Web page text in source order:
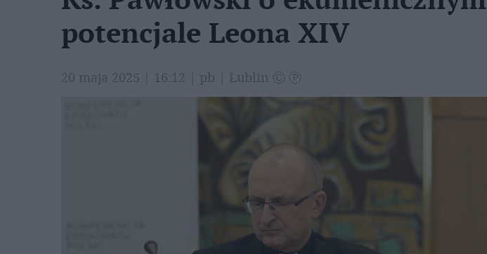
potencjale Leona XIV
20 maja 2025 | 16:12 | pb | Lublin Ⓒ Ⓟ